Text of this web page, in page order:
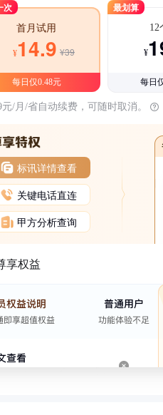
次
首月试用
¥14.9 ¥39
每日仅0.48元
最划算
12
¥
每日
/月/省自动续费，可随时取消。
标讯详情查看
关键电话直连
甲方分析查询
享权益